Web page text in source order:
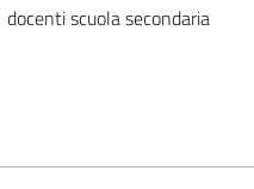
docenti scuola secondaria